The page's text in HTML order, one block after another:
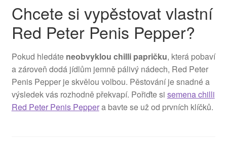
Chcete si vypěstovat vlastní
Red Peter Penis Pepper?
Pokud hledáte neobvyklou chilli papričku, která pobaví
a zároveň dodá jídlům jemně pálivý nádech, Red Peter
Penis Pepper je skvělou volbou. Pěstování je snadné a
výsledek vás rozhodně překvapí. Pořiďte si semena chilli
Red Peter Penis Peppera bavte se už od prvních klíčků.